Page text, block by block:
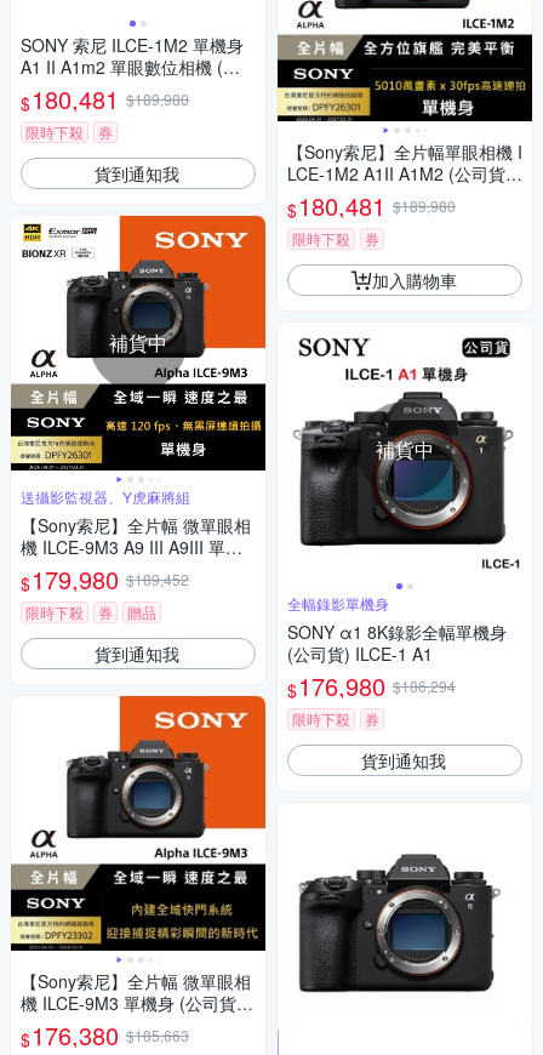
SONY 索尼 ILCE-1M2 單機身
A1 II A1m2 單眼數位相機 (公
司貨)
$180,481 $189,980
限時下殺
券
貨到通知我
補貨中
送攝影監視器、Y虎麻將組
【Sony索尼】全片幅 微單眼相
機 ILCE-9M3 A9 III A9III 單機
身 (公司貨 保固18+6個月)
$179,980 $189,452
限時下殺
券 贈品
貨到通知我
【Sony索尼】全片幅 微單眼相
機 ILCE-9M3 單機身 (公司貨
保固18+6個月)
$176,380 $185,663
【Sony索尼】全片幅單眼相機 I
LCE-1M2 A1II A1M2 (公司貨
保固18+6個月)
$180,481 $189,980
限時下殺
券
加入購物車
補貨中
全幅錄影單機身
SONY α1 8K錄影全幅單機身
(公司貨) ILCE-1 A1
$176,980 $186,294
限時下殺
券
貨到通知我